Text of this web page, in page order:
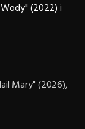
(2022)i
Mary" (2026),